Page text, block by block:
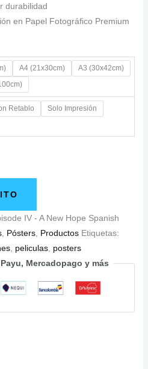
durabilidad
en Papel Fotográfico Premium
A4 (21x30cm)
A3 (30x42cm)
Retablo Solo Impresión
IV - A New Hope Spanish
, Pósters, Productos Etiquetas:
, peliculas, posters
Mercadopago y más